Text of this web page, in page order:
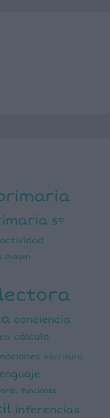
5º
actividad
imagen
conciencia
cálculo
escritura
oral funciones
inferencias